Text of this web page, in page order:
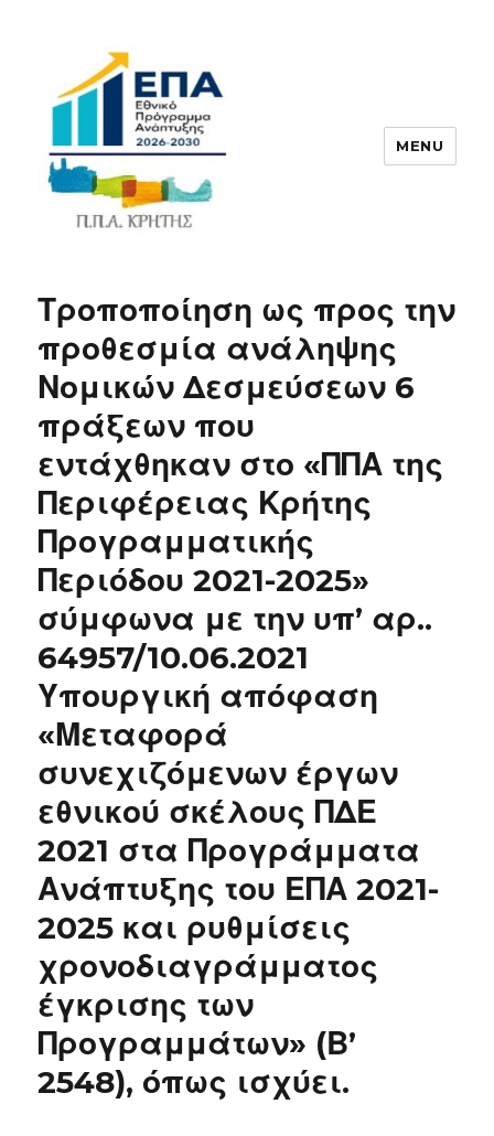
MENU
Τροποποίηση ως προς την
προθεσμία ανάληψης
Νομικών Δεσμεύσεων 6
πράξεων που
εντάχθηκαν στο «ΠΠΑ της
Περιφέρειας Κρήτης
Προγραμματικής
Περιόδου 2021-2025»
σύμφωνα με την υπ’ αρ..
64957/10.06.2021
Υπουργική απόφαση
«Μεταφορά
συνεχιζόμενων έργων
εθνικού σκέλους ΠΔΕ
2021 στα Προγράμματα
Ανάπτυξης του ΕΠΑ 2021-
2025 και ρυθμίσεις
χρονοδιαγράμματος
έγκρισης των
Προγραμμάτων» (Β’
2548), όπως ισχύει.